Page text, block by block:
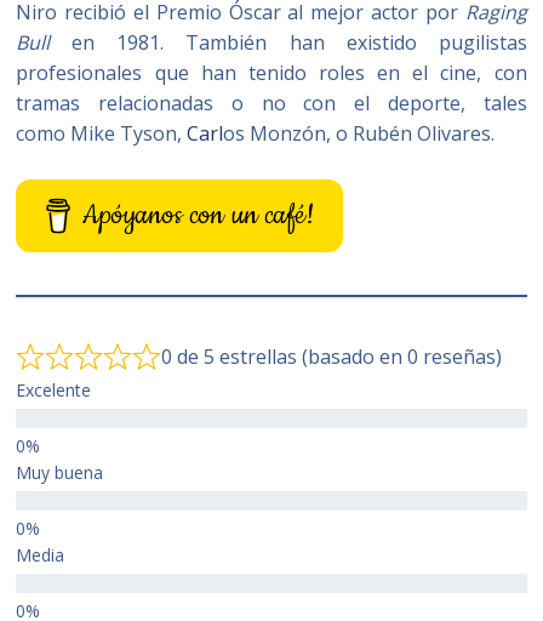
Niro recibió el Premio Óscar al mejor actor por Raging
Bullen 1981. También han existido pugilistas
profesionales que han tenido roles en el cine, con
tramas relacionadas o no con el deporte, tales
como Mike Tyson,Carlos Monzón, o Rubén Olivares.
Apóyanos con un café!
0 de 5 estrellas (basado en 0 reseñas)
Excelente
Muy buena
Media